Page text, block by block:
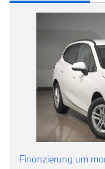
Finanzierung um